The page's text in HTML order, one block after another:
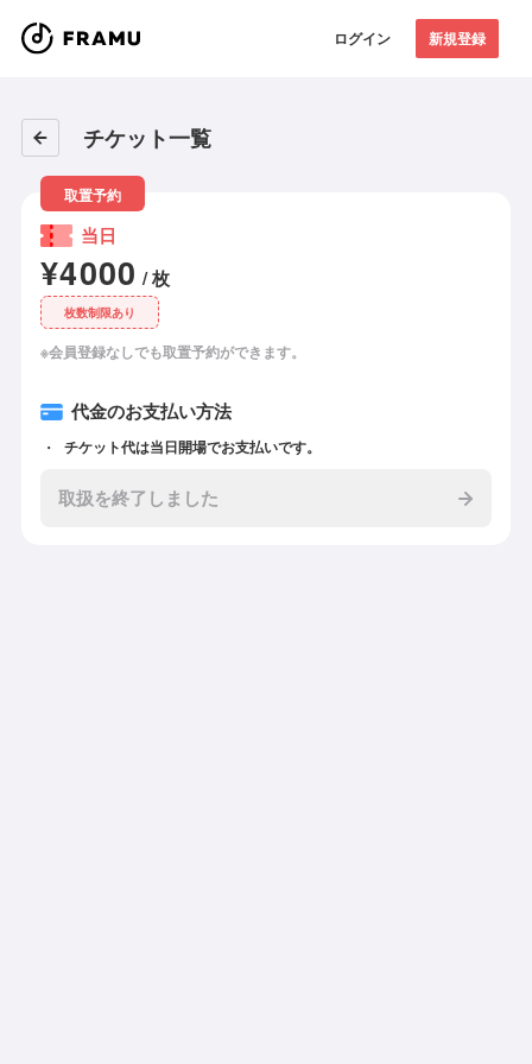
ログイン 新規登録
チケット一覧
取置予約
当日
¥4000 / 枚
枚数制限あり
※会員登録なしでも取置予約ができます。
代金のお支払い方法
チケット代は当日開場でお支払いです。
取扱を終了しました